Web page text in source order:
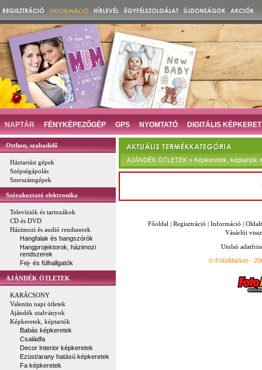
NAPTÁR FÉNYKÉPEZŐGÉP GPS NYOMTATÓ DIGITÁLIS KÉPKERET
Otthon, szabadidő
Háztartási gépek
Szépségápolás
Szerszámgépek
Szórakoztató elektronika
Televíziók és tartozákok
CD és DVD
Házimozi és audió rendszerek
Hangfalak és hangszórók
Hangprojektorok, házimozi
rendszerek
Fej- és fülhallgatók
AJÁNDÉK ÖTLETEK
KARÁCSONY
Valentin napi ötletek
Ajándék utalványok
Képkeretek, képtartók
Babás képkeretek
Családfa
Decor Interior képkeretek
Ezüst/arany hatású képkeretek
Fa képkeretek
AJÁNDÉK ÖTLETEK » Képkeretek, képtartók
Főoldal | Regisztráció | Információ |
Vásárlói
Utolsó
© FotoMarket -